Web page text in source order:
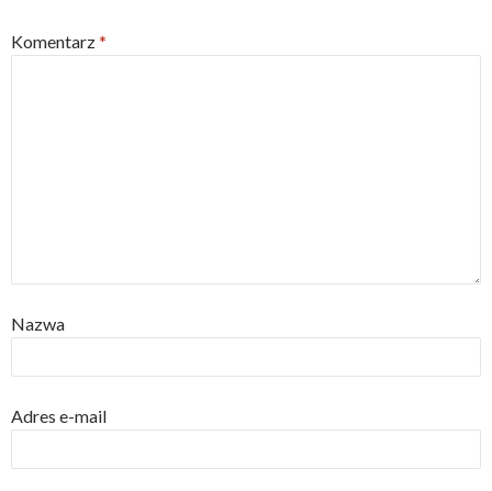
Komentarz*
Nazwa
Adres e-mail